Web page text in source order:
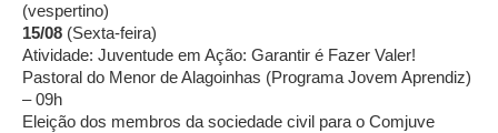
(vespertino)
15/08 (Sexta-feira)
Atividade: Juventude em Ação: Garantir é Fazer Valer!
Pastoral do Menor de Alagoinhas (Programa Jovem Aprendiz)
– 09h
Eleição dos membros da sociedade civil para o Comjuve